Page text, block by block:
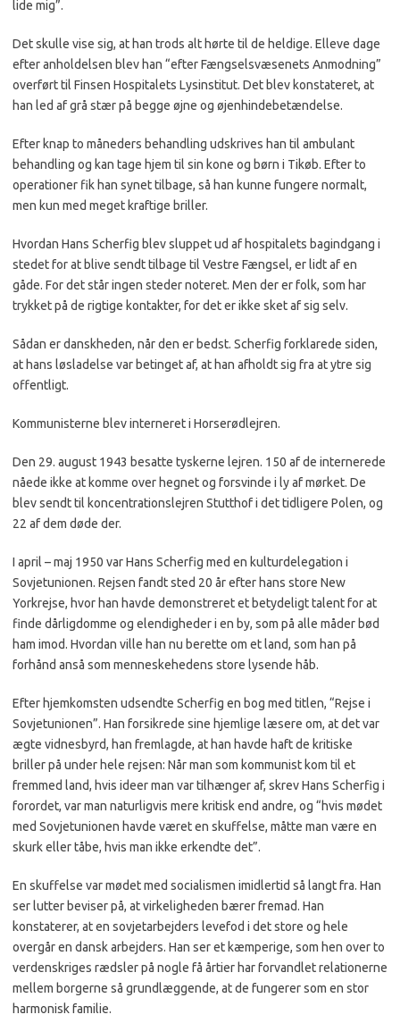
lide mig”.
Det skulle vise sig, at han trods alt hørte til de heldige. Elleve dage
efter anholdelsen blev han “efter Fængselsvæsenets Anmodning”
overført til Finsen Hospitalets Lysinstitut. Det blev konstateret, at
han led af grå stær på begge øjne og øjenhindebetændelse.
Efter knap to måneders behandling udskrives han til ambulant
behandling og kan tage hjem til sin kone og børn i Tikøb. Efter to
operationer fik han synet tilbage, så han kunne fungere normalt,
men kun med meget kraftige briller.
Hvordan Hans Scherfig blev sluppet ud af hospitalets bagindgang i
stedet for at blive sendt tilbage til Vestre Fængsel, er lidt af en
gåde. For det står ingen steder noteret. Men der er folk, som har
trykket på de rigtige kontakter, for det er ikke sket af sig selv.
Sådan er danskheden, når den er bedst. Scherfig forklarede siden,
at hans løsladelse var betinget af, at han afholdt sig fra at ytre sig
offentligt.
Kommunisterne blev interneret i Horserødlejren.
Den 29. august 1943 besatte tyskerne lejren. 150 af de internerede
nåede ikke at komme over hegnet og forsvinde i ly af mørket. De
blev sendt til koncentrationslejren Stutthof i det tidligere Polen, og
22 af dem døde der.
I april – maj 1950 var Hans Scherfig med en kulturdelegation i
Sovjetunionen. Rejsen fandt sted 20 år efter hans store New
Yorkrejse, hvor han havde demonstreret et betydeligt talent for at
finde dårligdomme og elendigheder i en by, som på alle måder bød
ham imod. Hvordan ville han nu berette om et land, som han på
forhånd anså som menneskehedens store lysende håb.
Efter hjemkomsten udsendte Scherfig en bog med titlen, “Rejse i
Sovjetunionen”. Han forsikrede sine hjemlige læsere om, at det var
ægte vidnesbyrd, han fremlagde, at han havde haft de kritiske
briller på under hele rejsen: Når man som kommunist kom til et
fremmed land, hvis ideer man var tilhænger af, skrev Hans Scherfig i
forordet, var man naturligvis mere kritisk end andre, og “hvis mødet
med Sovjetunionen havde været en skuffelse, måtte man være en
skurk eller tåbe, hvis man ikke erkendte det”.
En skuffelse var mødet med socialismen imidlertid så langt fra. Han
ser lutter beviser på, at virkeligheden bærer fremad. Han
konstaterer, at en sovjetarbejders levefod i det store og hele
overgår en dansk arbejders. Han ser et kæmperige, som hen over to
verdenskriges rædsler på nogle få årtier har forvandlet relationerne
mellem borgerne så grundlæggende, at de fungerer som en stor
harmonisk familie.